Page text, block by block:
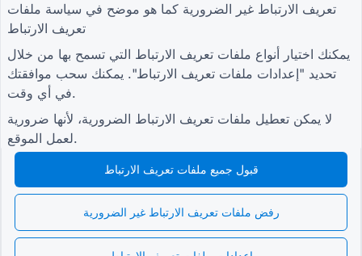
انضم إلى المجتمع
أدلة
مركز المساعدة
TIGER FORM الدليل
شركة
شروط
سياسة الخصوصية
إعدادات ملفات تعريف
الارتباط
© 2026 QR Form Generator. All rights reserved.
تعريف الارتباط غير الضرورية كما هو موضح في سياسة ملفات
تعريف الارتباط
يمكنك اختيار أنواع ملفات تعريف الارتباط التي تسمح بها من خلال
تحديد "إعدادات ملفات تعريف الارتباط". يمكنك سحب موافقتك
في أي وقت.
لا يمكن تعطيل ملفات تعريف الارتباط الضرورية، لأنها ضرورية
لعمل الموقع.
قبول جميع ملفات تعريف الارتباط
رفض ملفات تعريف الارتباط غير الضرورية